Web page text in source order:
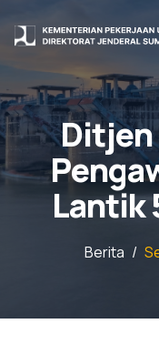
Ditjen
Penga
Lantik
Berita